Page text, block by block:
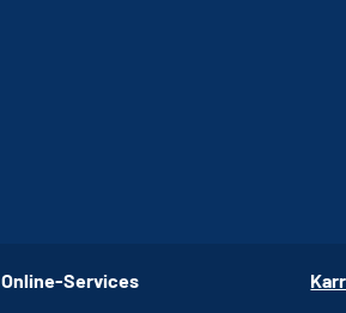
Online-Services